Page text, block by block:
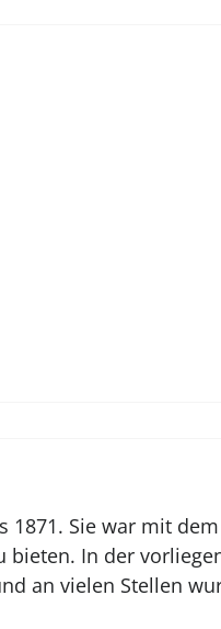
1871. Sie war mit
bieten. In der
an vielen Stellen